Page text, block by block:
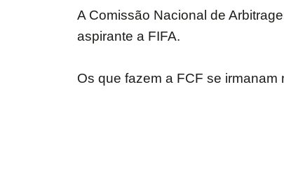
A Comissão Nacional de
aspirante a FIFA.
Os que fazem a FCF se